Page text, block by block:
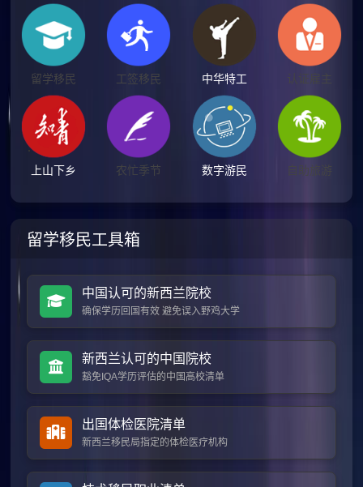
留学移民 工签移民 中华特工 认证雇主
上山下乡 农忙季节 数字游民 自助旅游
留学移民工具箱
中国认可的新西兰院校
确保学历回国有效 避免误入野鸡大学
新西兰认可的中国院校
豁免IQA学历评估的中国高校清单
出国体检医院清单
新西兰移民局指定的体检医疗机构